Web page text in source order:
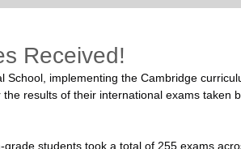
Received!
School, implementing the Cambridge
results of their international exams taken
students took a total of 255 exams